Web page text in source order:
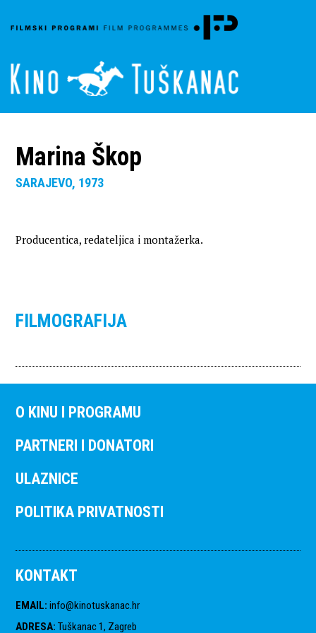
Marina Škop
SARAJEVO, 1973
Producentica, redateljica i montažerka.
FILMOGRAFIJA
O KINU I PROGRAMU
PARTNERI I DONATORI
ULAZNICE
POLITIKA PRIVATNOSTI
KONTAKT
EMAIL: info@kinotuskanac.hr
ADRESA: Tuškanac 1, Zagreb